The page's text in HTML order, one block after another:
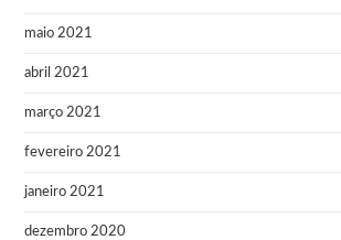
maio 2021
abril 2021
março 2021
fevereiro 2021
janeiro 2021
dezembro 2020